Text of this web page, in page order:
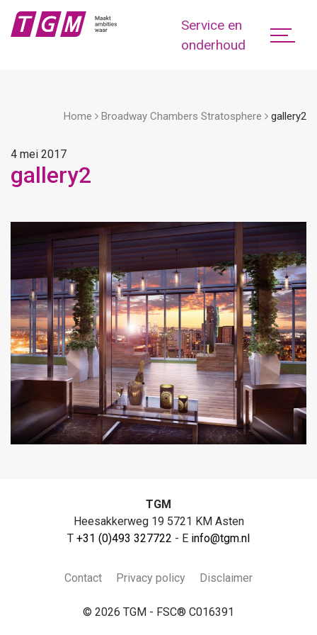
Service en
onderhoud
Home Broadway Chambers Stratosphere gallery2
4 mei 2017
gallery2
TGM
Heesakkerweg 19 5721 KM Asten
T +31 (0)493 327722 - E info@tgm.nl
Contact Privacy policy Disclaimer
© 2026 TGM - FSC® C016391